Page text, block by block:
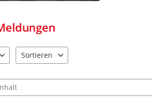
Sortieren
Meldungen und Kommentaren